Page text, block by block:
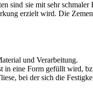
sind sie mit sehr
erzielt wird. Die
und Verarbeitung.
eine Form gefüllt wird,
bei der sich die